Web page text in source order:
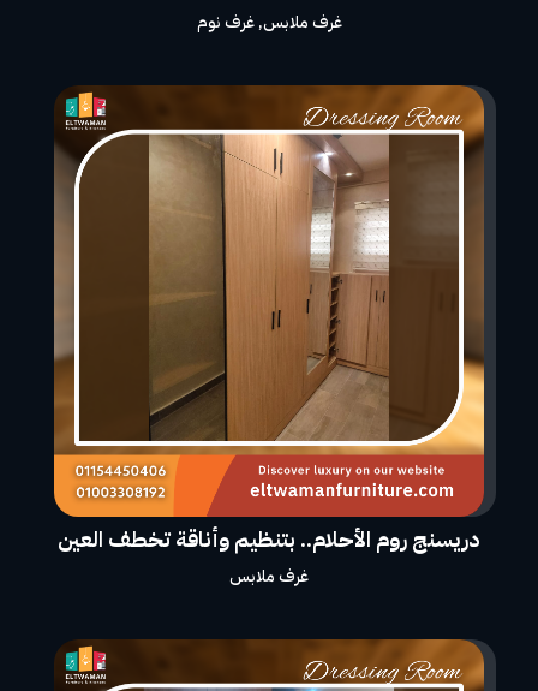
غرف ملابس,غرف نوم
دريسنج روم الأحلام.. بتنظيم وأناقة تخطف العين
غرف ملابس